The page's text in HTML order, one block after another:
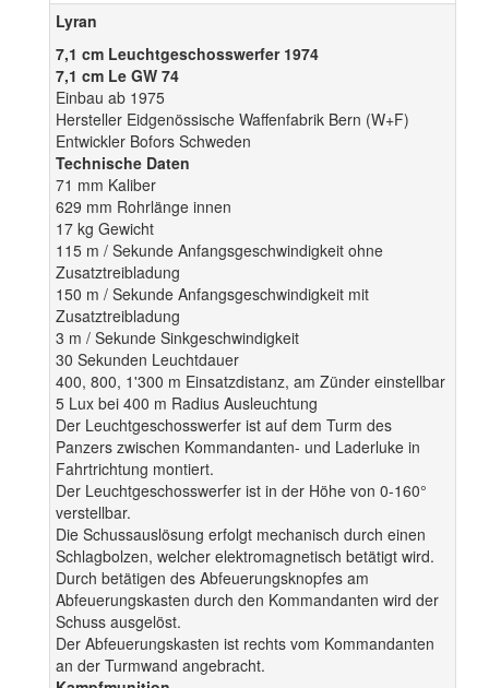
Lyran
7,1 cm Leuchtgeschosswerfer 1974
7,1 cm Le GW 74
Einbau ab 1975
Hersteller Eidgenössische Waffenfabrik Bern (W+F)
Entwickler Bofors Schweden
Technische Daten
71 mm Kaliber
629 mm Rohrlänge innen
17 kg Gewicht
115 m / Sekunde Anfangsgeschwindigkeit ohne
Zusatztreibladung
150 m / Sekunde Anfangsgeschwindigkeit mit
Zusatztreibladung
3 m / Sekunde Sinkgeschwindigkeit
30 Sekunden Leuchtdauer
400, 800, 1'300 m Einsatzdistanz, am Zünder einstellbar
5 Lux bei 400 m Radius Ausleuchtung
Der Leuchtgeschosswerfer ist auf dem Turm des
Panzers zwischen Kommandanten- und Laderluke in
Fahrtrichtung montiert.
Der Leuchtgeschosswerfer ist in der Höhe von 0-160°
verstellbar.
Die Schussauslösung erfolgt mechanisch durch einen
Schlagbolzen, welcher elektromagnetisch betätigt wird.
Durch betätigen des Abfeuerungsknopfes am
Abfeuerungskasten durch den Kommandanten wird der
Schuss ausgelöst.
Der Abfeuerungskasten ist rechts vom Kommandanten
an der Turmwand angebracht.